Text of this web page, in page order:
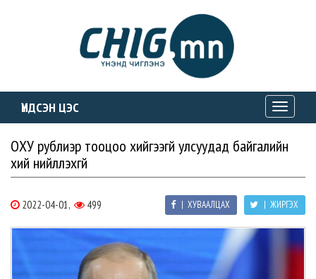
ҮНДСЭН ЦЭС
Toggle
ОХУ рублиэр тооцоо хийгээгүй улсуудад байгалийн
хий нийлүүлэхгүй
2022-04-01, 499 | ЖИРГЭХ
| ХУВААЛЦАХ